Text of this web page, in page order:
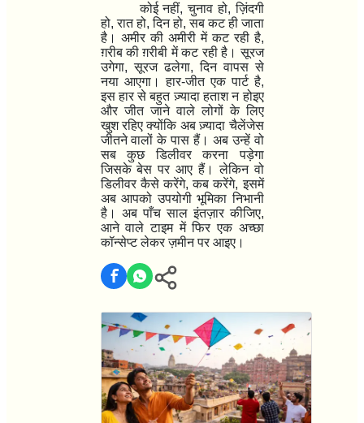
कोई नहीं,चुनाव हो,ज़िंदगी
हो,रात हो,दिन हो,सब कट ही जाता
है। अमीर की अमीरी में कट रही है,
ग़रीब की ग़रीबी में कट रही है। सूरज
उगेगा,सूरज ढलेगा,दिन वापस से
नया आएगा। हार-जीत एक पार्ट है,
इस हार से बहुत ज़्यादा हताश न होइए
और जीत जाने वाले लोगों के लिए
खुश रहिए क्योंकि अब ज़्यादा चैलेंजेस
जीतने वालों के पास हैं। अब उन्हें वो
सब कुछ डिलीवर करना पड़ेगा
जिसके बेस पर आए हैं। लेकिन वो
डिलीवर कैसे करेंगे,कब करेंगे,इसमें
अब आपको उपयोगी भूमिका निभानी
है। अब पाँच साल इंतज़ार कीजिए,
आने वाले टाइम में फिर एक अच्छा
कॉन्सेप्ट लेकर ज़मीन पर आइए।